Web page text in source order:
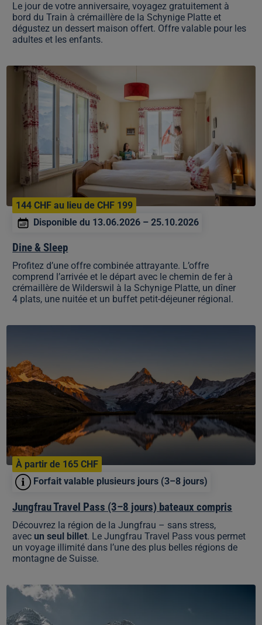
Le jour de votre anniversaire, voyagez gratuitement à
bord du Train à crémaillère de la Schynige Platte et
dégustez un dessert maison offert. Offre valable pour les
adultes et les enfants.
Dine
Sleep
144 CHF au lieu de CHF 199
Disponible du 13.06.2026 – 25.10.2026
Dine & Sleep
Profitez d’une offre combinée attrayante. L’offre
comprend l’arrivée et le départ avec le chemin de fer à
crémaillère de Wilderswil à la Schynige Platte, un dîner
4 plats, une nuitée et un buffet petit-déjeuner régional.
Jungfrau
(3–
8
jours)
bateaux
compris
À partir de 165 CHF
Forfait valable plusieurs jours (3–8 jours)
Jungfrau Travel Pass (3–8 jours) bateaux compris
Découvrez la région de la Jungfrau – sans stress,
avec un seul billet. Le Jungfrau Travel Pass vous permet
un voyage illimité dans l’une des plus belles régions de
montagne de Suisse.
Unlimited
Jungfrau
Summer
Pass